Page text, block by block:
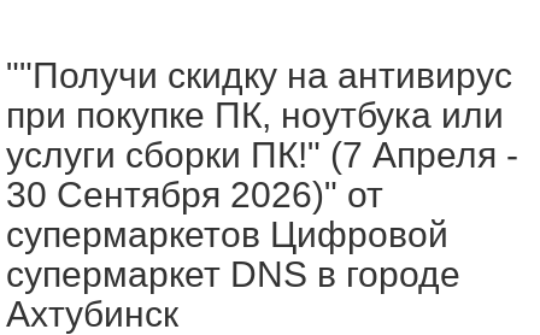
""Получи скидку на антивирус
при покупке ПК, ноутбука или
услуги сборки ПК!" (7 Апреля -
30 Сентября 2026)" от
супермаркетов Цифровой
супермаркет DNS в городе
Ахтубинск